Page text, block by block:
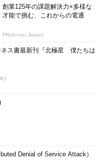
創業125年の課題解決力×多様な
才能で挑む、これからの電通
PR(dentsu Japan)
ネス書最新刊『北極星 僕たちは
Denial of Service Attack）